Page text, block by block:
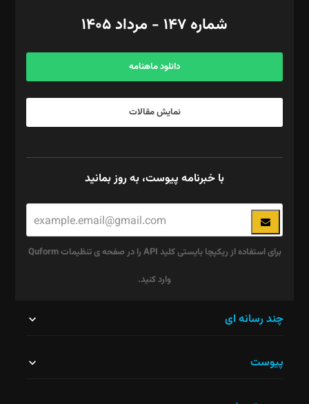
آگهی و مشترکین: ۰۹۱۹۹۹۹۰۴۵۴
شماره ۱۴۷ - مرداد ۱۴۰۵
دانلود ماهنامه
نمایش مقالات
با خبرنامه پیوست، به روز بمانید
برای استفاده از ریکپچا بایستی کلید API را در صفحه ی تنظیمات Quform
وارد کنید.
نباید
چند رسانه ای
پیوست